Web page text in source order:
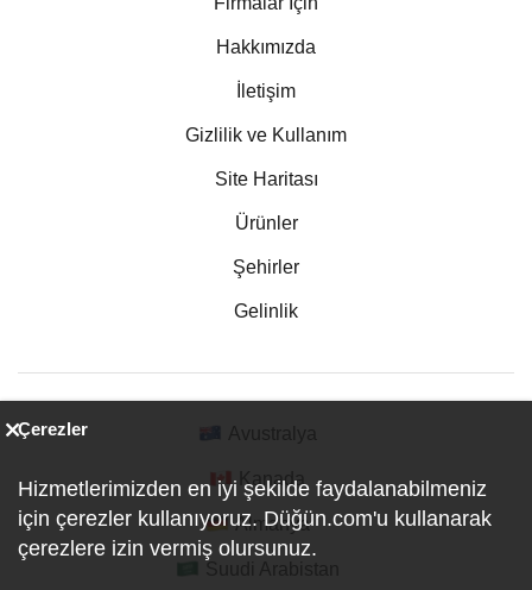
Hakkımızda
İletişim
Gizlilik ve Kullanım
Site Haritası
Ürünler
Şehirler
Gelinlik
Kanada
Almanya
Çerezler
Hizmetlerimizden en iyi şekilde faydalanabilmeniz
için çerezler kullanıyoruz. Düğün.com'u kullanarak
çerezlere izin vermiş olursunuz.